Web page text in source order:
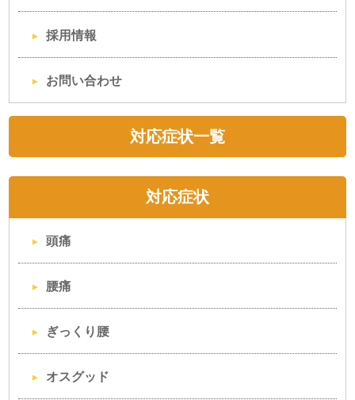
採用情報
お問い合わせ
対応症状一覧
対応症状
頭痛
腰痛
ぎっくり腰
オスグッド